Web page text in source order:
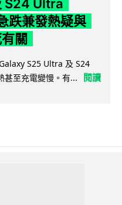
S24 Ultra
跌兼發熱疑與
關
S25 Ultra 及 S24
甚至充電變慢。有...
閱讀